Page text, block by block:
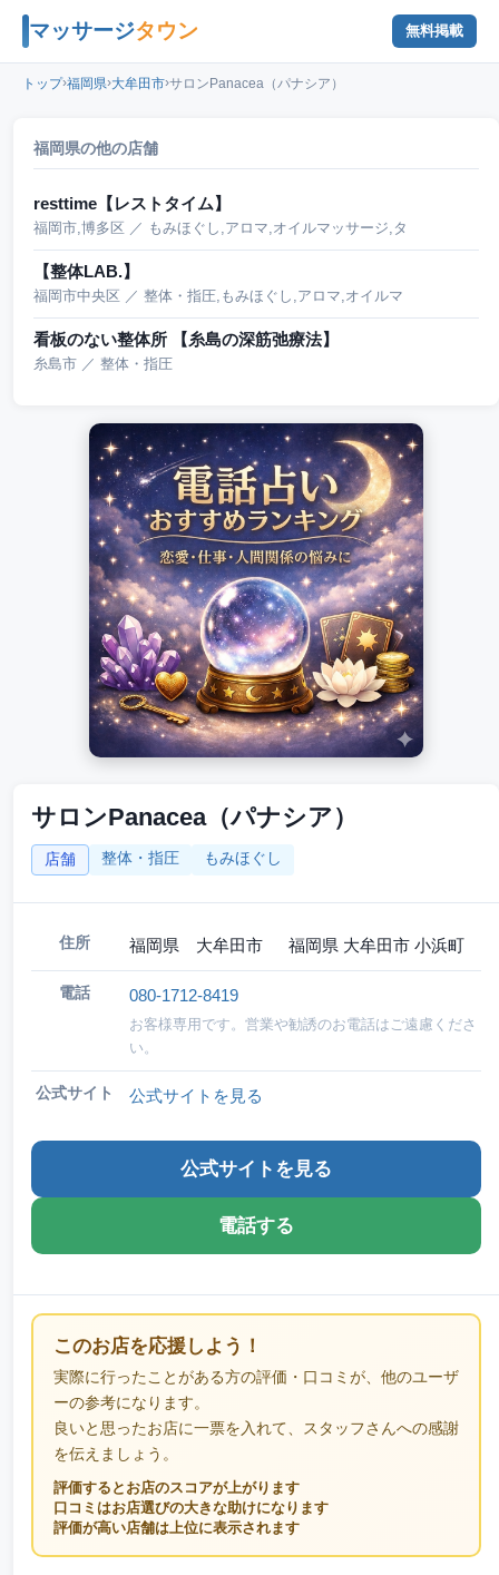
マッサージタウン 無料掲載
トップ›福岡県›大牟田市›サロンPanacea（パナシア）
サロンPanacea（パナシア）
店舗 整体・指圧 もみほぐし
住所 福岡県 大牟田市 福岡県 大牟田市 小浜町
電話 080-1712-8419
お客様専用です。営業や勧誘のお電話はご遠慮くださ
い。
公式サイト 公式サイトを見る
公式サイトを見る
電話する
このお店を応援しよう！
実際に行ったことがある方の評価・口コミが、他のユーザ
ーの参考になります。
良いと思ったお店に一票を入れて、スタッフさんへの感謝
を伝えましょう。
評価するとお店のスコアが上がります
口コミはお店選びの大きな助けになります
評価が高い店舗は上位に表示されます
福岡県の他の店舗
resttime【レストタイム】
福岡市,博多区 ／ もみほぐし,アロマ,オイルマッサージ,タ
【整体LAB.】
福岡市中央区 ／ 整体・指圧,もみほぐし,アロマ,オイルマ
看板のない整体所 【糸島の深筋弛療法】
糸島市 ／ 整体・指圧